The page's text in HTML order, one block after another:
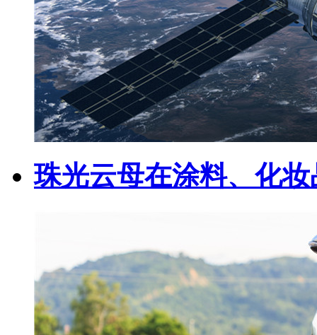
珠光云母在涂料、化